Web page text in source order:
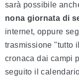
sarà possibile
nona giornata di
internet, oppure
trasmissione "tutto
cronaca dai campi
seguito il